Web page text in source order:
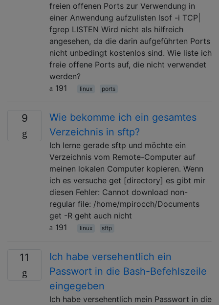
freien offenen Ports zur Verwendung in
einer Anwendung aufzulisten lsof -i TCP|
fgrep LISTEN Wird nicht als hilfreich
angesehen, da die darin aufgeführten Ports
nicht unbedingt kostenlos sind. Wie liste ich
freie offene Ports auf, die nicht verwendet
werden?
191
linux ports
9
Wie bekomme ich ein gesamtes
Verzeichnis in sftp?
Ich lerne gerade sftp und möchte ein
Verzeichnis vom Remote-Computer auf
meinen lokalen Computer kopieren. Wenn
ich es versuche get [directory] es gibt mir
diesen Fehler: Cannot download non-
regular file: /home/mpirocch/Documents
get -R geht auch nicht
191
linux sftp
11
Ich habe versehentlich ein
Passwort in die Bash-Befehlszeile
eingegeben
Ich habe versehentlich mein Passwort in die